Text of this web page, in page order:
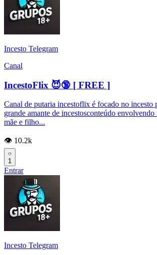
Incesto Telegram
Canal
IncestoFlix 😈🔞 [ FREE ]
Canal de putaria incestoflix é focado no incesto
grande amante de incestosconteúdo
mãe e filho...
👁️ 10.2k
1
Entrar
Incesto Telegram